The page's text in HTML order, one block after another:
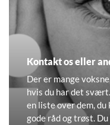
Kontakt os eller
Der er mange
hvis du har det
en liste over dem,
gode råd og trøst.